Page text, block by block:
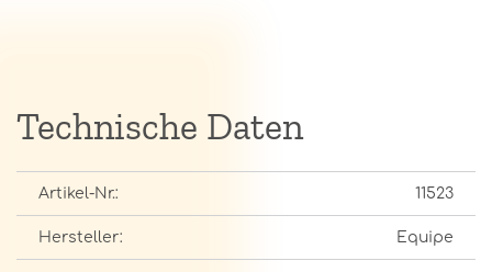
Technische Daten
Artikel-Nr.: 11523
Hersteller: Equipe